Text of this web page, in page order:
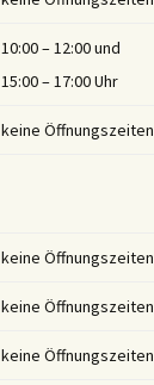
10:00 – 12:00 und
15:00 – 17:00 Uhr
keine Öffnungszeiten
keine Öffnungszeiten
keine Öffnungszeiten
keine Öffnungszeiten